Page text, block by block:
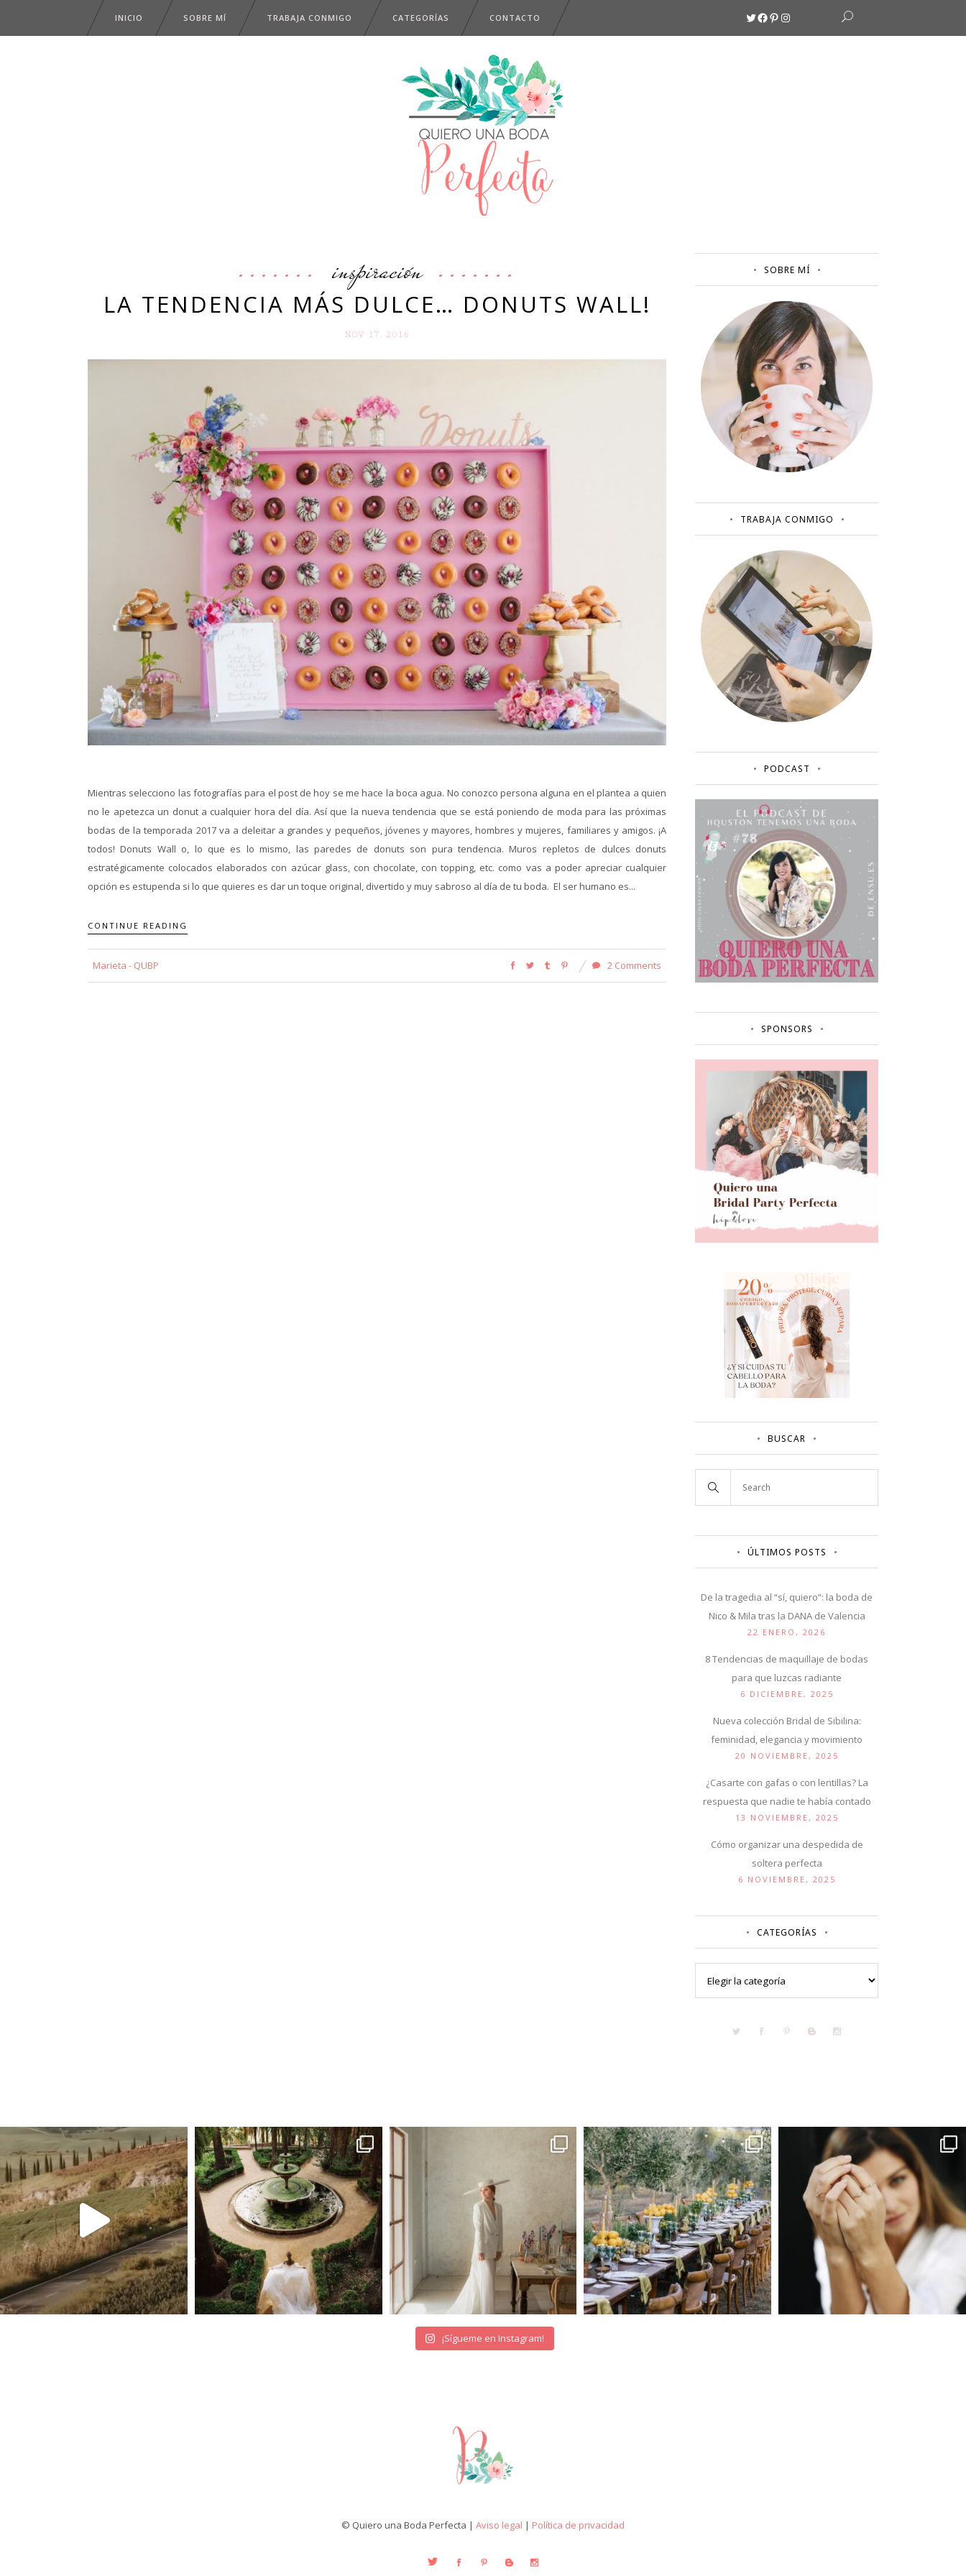
INICIO SOBRE MÍ TRABAJA CONMIGO CATEGORÍAS CONTACTO Twitter
Facebook
Pinterest
Instagram
inspiración
LA TENDENCIA MÁS DULCE… DONUTS WALL!
NOV 17. 2016
Mientras selecciono las fotografías para el post de hoy se me hace la boca agua. No conozco persona alguna en el plantea a quien
no le apetezca un donut a cualquier hora del día. Así que la nueva tendencia que se está poniendo de moda para las próximas
bodas de la temporada 2017 va a deleitar a grandes y pequeños, jóvenes y mayores, hombres y mujeres, familiares y amigos. ¡A
todos! Donuts Wall o, lo que es lo mismo, las paredes de donuts son pura tendencia. Muros repletos de dulces donuts
estratégicamente colocados elaborados con azúcar glass, con chocolate, con topping, etc. como vas a poder apreciar cualquier
opción es estupenda si lo que quieres es dar un toque original, divertido y muy sabroso al día de tu boda. El ser humano es...
CONTINUE READING
Marieta - QUBP 2 Comments
SOBRE MÍ
TRABAJA CONMIGO
PODCAST
SPONSORS
BUSCAR
ÚLTIMOS POSTS
De la tragedia al “sí, quiero”: la boda de
Nico & Mila tras la DANA de Valencia
22 ENERO, 2026
8 Tendencias de maquillaje de bodas
para que luzcas radiante
6 DICIEMBRE, 2025
Nueva colección Bridal de Sibilina:
feminidad, elegancia y movimiento
20 NOVIEMBRE, 2025
¿Casarte con gafas o con lentillas? La
respuesta que nadie te había contado
13 NOVIEMBRE, 2025
Cómo organizar una despedida de
soltera perfecta
6 NOVIEMBRE, 2025
CATEGORÍAS
¡Sígueme en Instagram!
© Quiero una Boda Perfecta | Aviso legal | Política de privacidad